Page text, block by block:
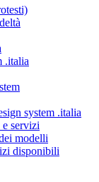
.italia
system .italia
servizi
modelli
disponibili